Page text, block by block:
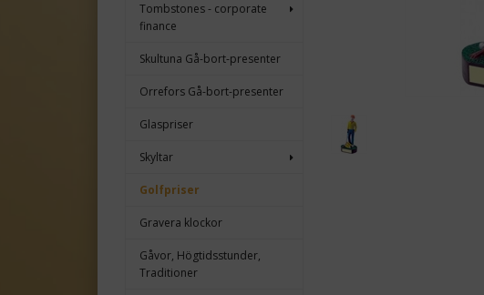
Tombstones - corporate
finance
Skultuna Gå-bort-presenter
Orrefors Gå-bort-presenter
Glaspriser
Skyltar
Golfpriser
Gravera klockor
Gåvor, Högtidsstunder,
Traditioner